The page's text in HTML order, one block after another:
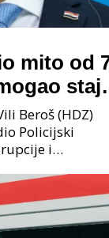
mito od
Beroš (HDZ)
Policijski
i